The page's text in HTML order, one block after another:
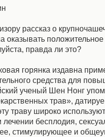
рассказ о
оказывать
правда ли это?
горянка издавна
средства для
ученый Шен Нонг
трав»,
траву широко
лечении бесплодия,
стимулирующее и